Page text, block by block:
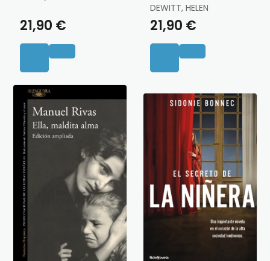
21,90 €
(Y Otros Trucos)
DEWITT, HELEN
21,90 €